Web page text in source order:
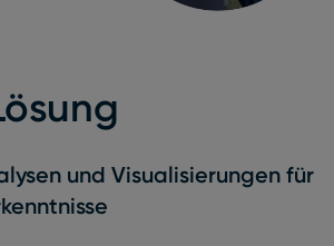
und Visualisierungen für